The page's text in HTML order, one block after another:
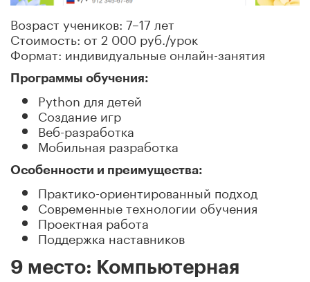
Возраст учеников: 7–17 лет
Стоимость: от 2 000 руб./урок
Формат: индивидуальные онлайн-занятия
Программы обучения:
Python для детей
Создание игр
Веб-разработка
Мобильная разработка
Особенности и преимущества:
Практико-ориентированный подход
Современные технологии обучения
Проектная работа
Поддержка наставников
9 место: Компьютерная